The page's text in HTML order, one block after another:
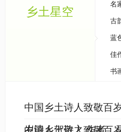
乡土星空
名
古
蓝
佳
书
中国乡土诗人致敬百
岁诗人贺敬之 作者：